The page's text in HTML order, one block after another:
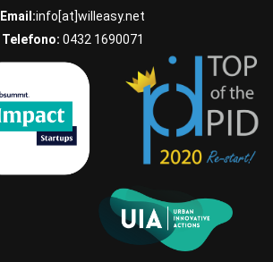
Email:info[at]willeasy.net
Telefono: 0432 1690071